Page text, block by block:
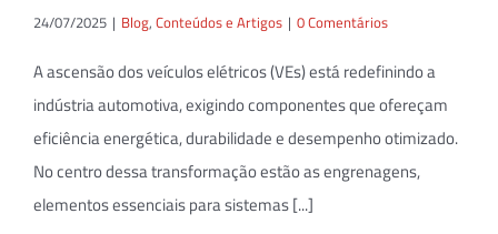
24/07/2025 | Blog, Conteúdos e Artigos | 0 Comentários
A ascensão dos veículos elétricos (VEs) está redefinindo a
indústria automotiva, exigindo componentes que ofereçam
eficiência energética, durabilidade e desempenho otimizado.
No centro dessa transformação estão as engrenagens,
elementos essenciais para sistemas [...]